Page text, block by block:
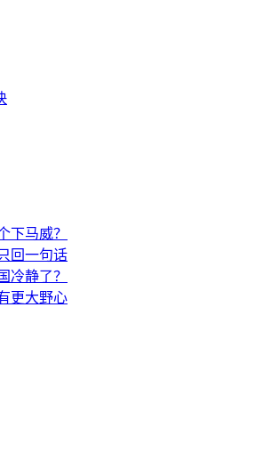
下马威？
回一句话
冷静了？
更大野心